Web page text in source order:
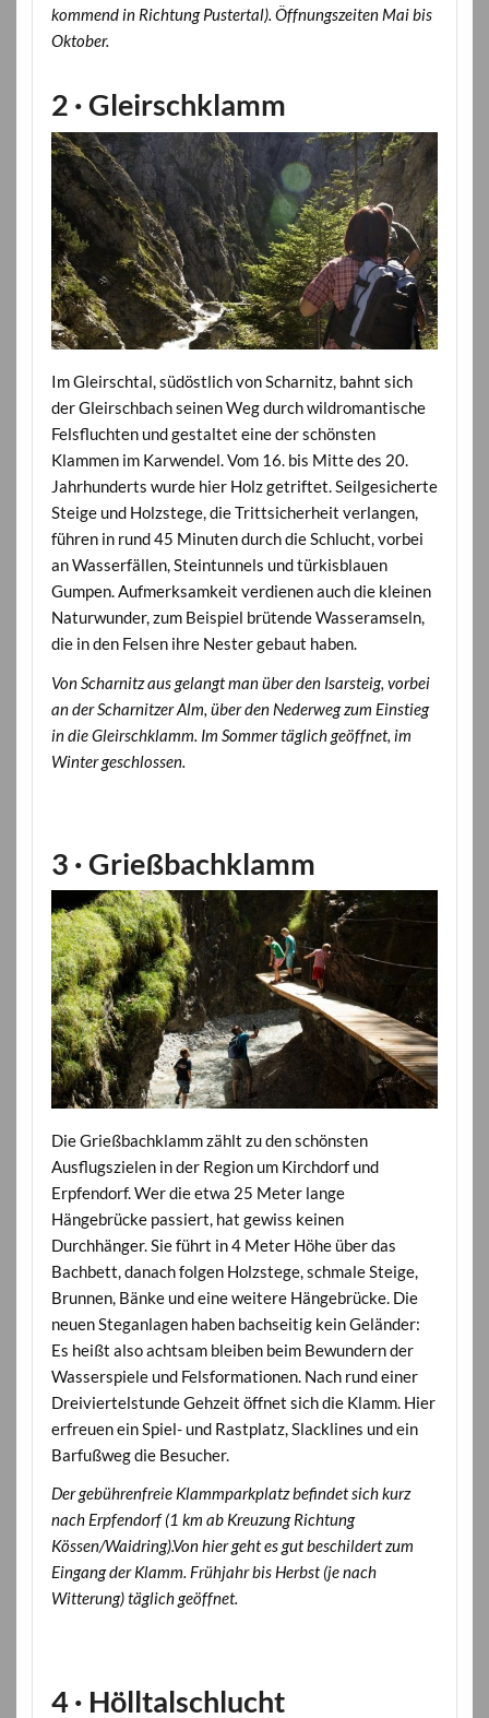
kommend in Richtung Pustertal). Öffnungszeiten Mai bis
Oktober.
2 · Gleirschklamm
Im Gleirschtal, südöstlich von Scharnitz, bahnt sich
der Gleirschbach seinen Weg durch wildromantische
Felsfluchten und gestaltet eine der schönsten
Klammen im Karwendel. Vom 16. bis Mitte des 20.
Jahrhunderts wurde hier Holz getriftet. Seilgesicherte
Steige und Holzstege, die Trittsicherheit verlangen,
führen in rund 45 Minuten durch die Schlucht, vorbei
an Wasserfällen, Steintunnels und türkisblauen
Gumpen. Aufmerksamkeit verdienen auch die kleinen
Naturwunder, zum Beispiel brütende Wasseramseln,
die in den Felsen ihre Nester gebaut haben.
Von Scharnitz aus gelangt man über den Isarsteig, vorbei
an der Scharnitzer Alm, über den Nederweg zum Einstieg
in die Gleirschklamm. Im Sommer täglich geöffnet, im
Winter geschlossen.
3 · Grießbachklamm
Die Grießbachklamm zählt zu den schönsten
Ausflugszielen in der Region um Kirchdorf und
Erpfendorf. Wer die etwa 25 Meter lange
Hängebrücke passiert, hat gewiss keinen
Durchhänger. Sie führt in 4 Meter Höhe über das
Bachbett, danach folgen Holzstege, schmale Steige,
Brunnen, Bänke und eine weitere Hängebrücke. Die
neuen Steganlagen haben bachseitig kein Geländer:
Es heißt also achtsam bleiben beim Bewundern der
Wasserspiele und Felsformationen. Nach rund einer
Dreiviertelstunde Gehzeit öffnet sich die Klamm. Hier
erfreuen ein Spiel- und Rastplatz, Slacklines und ein
Barfußweg die Besucher.
Der gebührenfreie Klammparkplatz befindet sich kurz
nach Erpfendorf (1 km ab Kreuzung Richtung
Kössen/Waidring).Von hier geht es gut beschildert zum
Eingang der Klamm. Frühjahr bis Herbst (je nach
Witterung) täglich geöffnet.
4 · Hölltalschlucht